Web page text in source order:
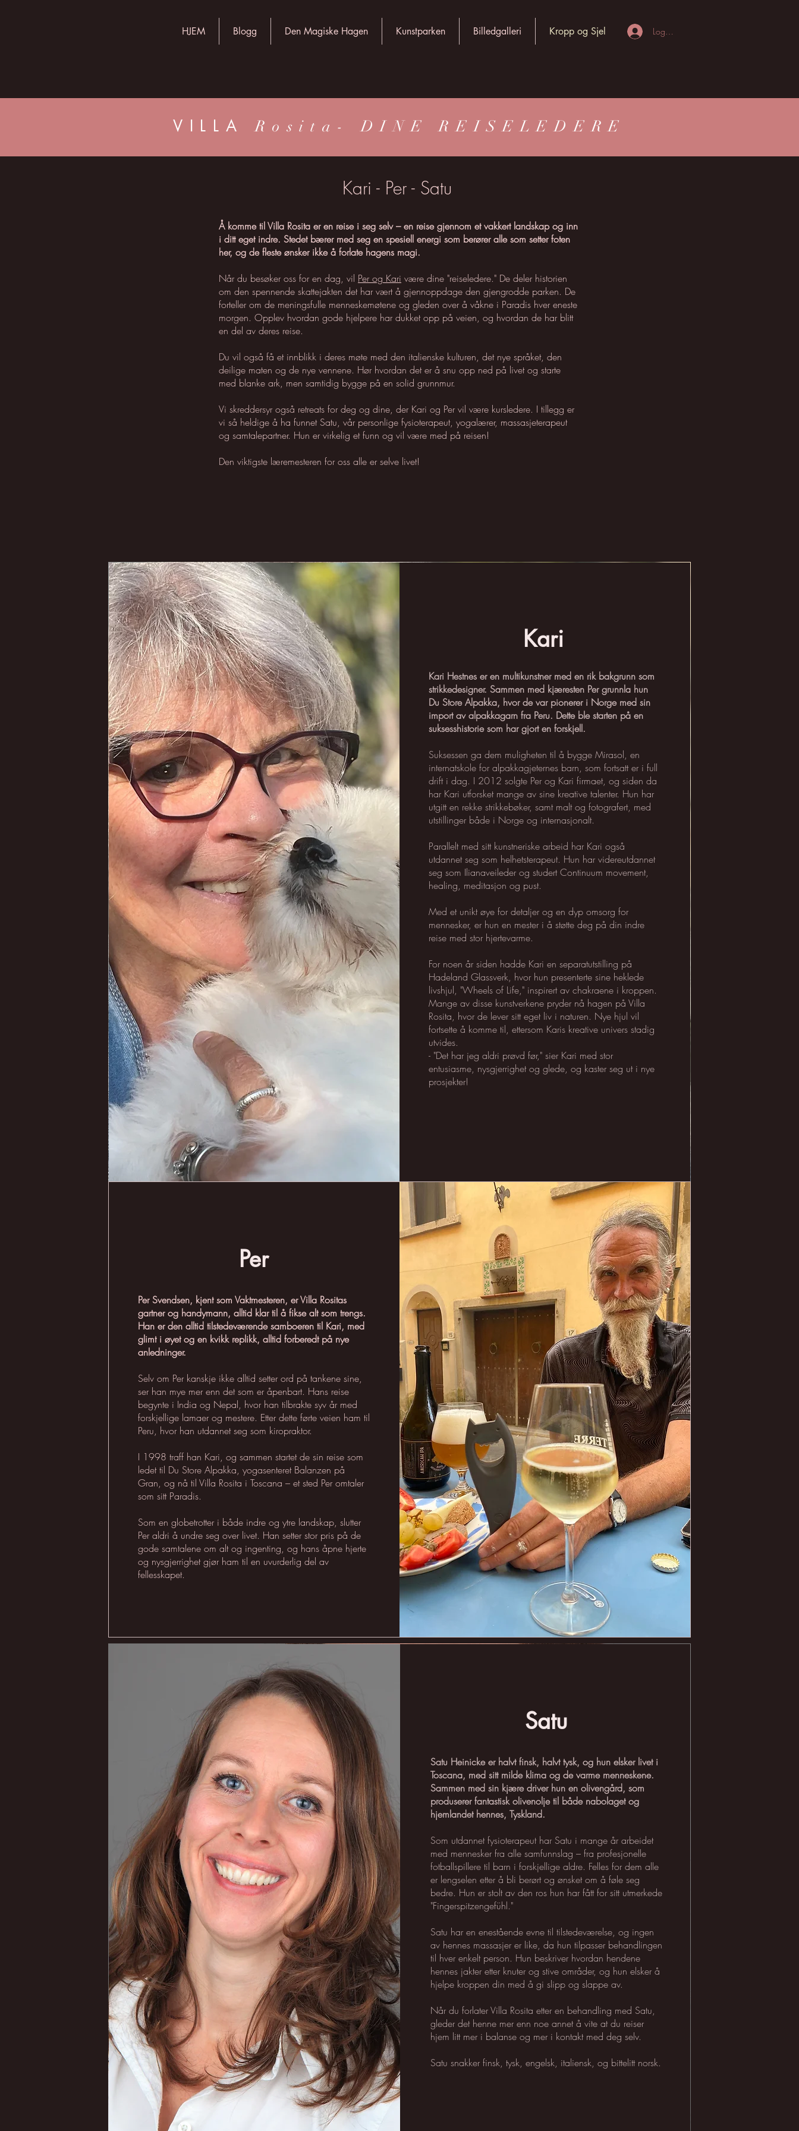
HJEM Blogg Den Magiske Hagen Kunstparken Billedgalleri Kropp og Sjel Logg inn
Dine reiseledere
VILLARosita- DINE REISELEDERE
Kari - Per - Satu
Å komme til Villa Rosita er en reise i seg selv – en reise gjennom et vakkert landskap og inn
i ditt eget indre. Stedet bærer med seg en spesiell energi som berører alle som setter foten
her, og de fleste ønsker ikke å forlate hagens magi.
Når du besøker oss for en dag, vil Per og Kari være dine "reiseledere." De deler historien
om den spennende skattejakten det har vært å gjennoppdage den gjengrodde parken. De
forteller om de meningsfulle menneskemøtene og gleden over å våkne i Paradis hver eneste
morgen. Opplev hvordan gode hjelpere har dukket opp på veien, og hvordan de har blitt
en del av deres reise.
Du vil også få et innblikk i deres møte med den italienske kulturen, det nye språket, den
deilige maten og de nye vennene. Hør hvordan det er å snu opp ned på livet og starte
med blanke ark, men samtidig bygge på en solid grunnmur.
Vi skreddersyr også retreats for deg og dine, der Kari og Per vil være kursledere. I tillegg er
vi så heldige å ha funnet Satu, vår personlige fysioterapeut, yogalærer, massasjeterapeut
og samtalepartner. Hun er virkelig et funn og vil være med på reisen!
Den viktigste læremesteren for oss alle er selve livet!
Kari
Kari Hestnes er en multikunstner med en rik bakgrunn som
strikkedesigner. Sammen med kjæresten Per grunnla hun
Du Store Alpakka, hvor de var pionerer i Norge med sin
import av alpakkagarn fra Peru. Dette ble starten på en
suksesshistorie som har gjort en forskjell.
Suksessen ga dem muligheten til å bygge Mirasol, en
internatskole for alpakkagjeternes barn, som fortsatt er i full
drift i dag. I 2012 solgte Per og Kari firmaet, og siden da
har Kari utforsket mange av sine kreative talenter. Hun har
utgitt en rekke strikkebøker, samt malt og fotografert, med
utstillinger både i Norge og internasjonalt.
Parallelt med sitt kunstneriske arbeid har Kari også
utdannet seg som helhetsterapeut. Hun har videreutdannet
seg som Ilianaveileder og studert Continuum movement,
healing, meditasjon og pust.
Med et unikt øye for detaljer og en dyp omsorg for
mennesker, er hun en mester i å støtte deg på din indre
reise med stor hjertevarme.
For noen år siden hadde Kari en separatutstilling på
Hadeland Glassverk, hvor hun presenterte sine heklede
livshjul, "Wheels of Life," inspirert av chakraene i kroppen.
Mange av disse kunstverkene pryder nå hagen på Villa
Rosita, hvor de lever sitt eget liv i naturen. Nye hjul vil
fortsette å komme til, ettersom Karis kreative univers stadig
utvides.
- "Det har jeg aldri prøvd før," sier Kari med stor
entusiasme, nysgjerrighet og glede, og kaster seg ut i nye
prosjekter!
Per
Per Svendsen, kjent som Vaktmesteren, er Villa Rositas
gartner og handymann, alltid klar til å fikse alt som trengs.
Han er den alltid tilstedeværende samboeren til Kari, med
glimt i øyet og en kvikk replikk, alltid forberedt på nye
anledninger.
Selv om Per kanskje ikke alltid setter ord på tankene sine,
ser han mye mer enn det som er åpenbart. Hans reise
begynte i India og Nepal, hvor han tilbrakte syv år med
forskjellige lamaer og mestere. Etter dette førte veien ham til
Peru, hvor han utdannet seg som kiropraktor.
I 1998 traff han Kari, og sammen startet de sin reise som
ledet til Du Store Alpakka, yogasenteret Balanzen på
Gran, og nå til Villa Rosita i Toscana – et sted Per omtaler
som sitt Paradis.
Som en globetrotter i både indre og ytre landskap, slutter
Per aldri å undre seg over livet. Han setter stor pris på de
gode samtalene om alt og ingenting, og hans åpne hjerte
og nysgjerrighet gjør ham til en uvurderlig del av
fellesskapet.
Satu
Satu Heinicke er halvt finsk, halvt tysk, og hun elsker livet i
Toscana, med sitt milde klima og de varme menneskene.
Sammen med sin kjære driver hun en olivengård, som
produserer fantastisk olivenolje til både nabolaget og
hjemlandet hennes, Tyskland.
Som utdannet fysioterapeut har Satu i mange år arbeidet
med mennesker fra alle samfunnslag – fra profesjonelle
fotballspillere til barn i forskjellige aldre. Felles for dem alle
er lengselen etter å bli berørt og ønsket om å føle seg
bedre. Hun er stolt av den ros hun har fått for sitt utmerkede
"Fingerspitzengefühl."
Satu har en enestående evne til tilstedeværelse, og ingen
av hennes massasjer er like, da hun tilpasser behandlingen
til hver enkelt person. Hun beskriver hvordan hendene
hennes jakter etter knuter og stive områder, og hun elsker å
hjelpe kroppen din med å gi slipp og slappe av.
Når du forlater Villa Rosita etter en behandling med Satu,
gleder det henne mer enn noe annet å vite at du reiser
hjem litt mer i balanse og mer i kontakt med deg selv.
Satu snakker finsk, tysk, engelsk, italiensk, og bittelitt norsk.